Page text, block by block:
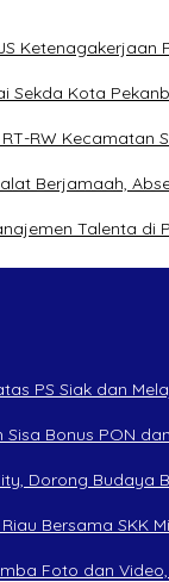
Ketenagakerjaan
Sekda Kota
RW Kecamatan
Berjamaah,
Talenta di
PS Siak dan
Bonus PON
Dorong Budaya
Bersama SKK
Foto dan